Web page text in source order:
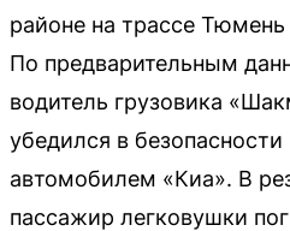
районе на трассе
По предварительным
водитель грузовика
убедился в безопасности
автомобилем «Киа». В
пассажир легковушки